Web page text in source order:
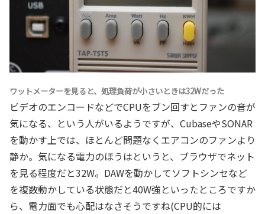
ワットメーターを見ると、処理負荷が小さいときは32Wだった
ビデオのエンコードなどでCPUをブン回すとファンの音が
気になる、という人がいるようですが、CubaseやSONAR
を動かす上では、ほとんど問題なくエアコンのファンより
静か。気になる電力のほうはというと、ブラウザでネット
を見る程度だと32W。DAWを動かしてソフトシンセなど
を複数動かしている状態だと40W強といったところですか
ら、電力面でも心配はなさそうですね(CPU的には